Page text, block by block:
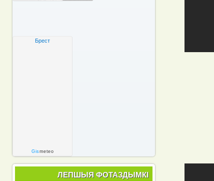
Брест
Gismeteo
ЛЕПШЫЯ ФОТАЗДЫМКІ